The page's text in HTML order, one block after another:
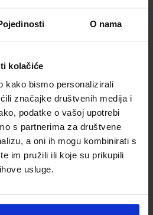
O nama
kolačiće
kako bismo personalizirali
značajke društvenih medija i
podatke o vašoj upotrebi
s partnerima za društvene
a oni ih mogu kombinirati s
im pružili ili koje su prikupili
usluge.
ELEMENT d.o.o.
Branko Maković Branko
RADNA BILJEŽNICA
3 STRUKOVNA
TEHNIČKE Š.STROJARST
2217